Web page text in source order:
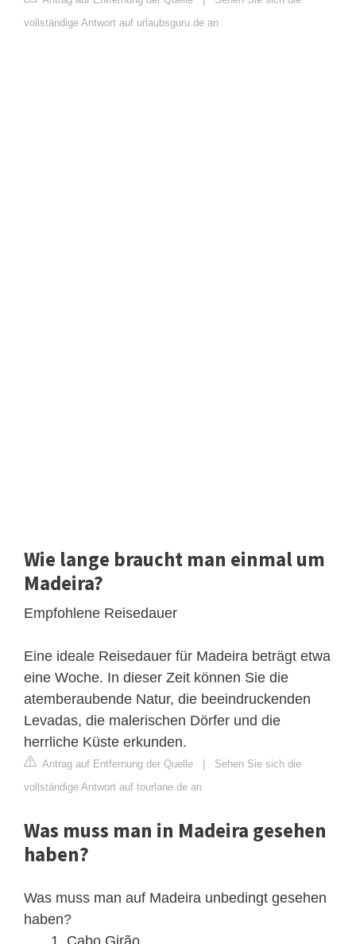
vollständige Antwort auf urlaubsguru.de an
Wie lange braucht man einmal um
Madeira?
Empfohlene Reisedauer
Eine ideale Reisedauer für Madeira beträgt etwa
eine Woche. In dieser Zeit können Sie die
atemberaubende Natur, die beeindruckenden
Levadas, die malerischen Dörfer und die
herrliche Küste erkunden.
Antrag auf Entfernung der Quelle | Sehen Sie sich die
vollständige Antwort auf tourlane.de an
Was muss man in Madeira gesehen
haben?
Was muss man auf Madeira unbedingt gesehen
haben?
Cabo Girão. ...